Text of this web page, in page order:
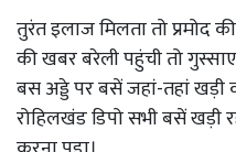
तुरंत इलाज मिलता तो प्रमोद
की खबर बरेली पहुंची तो
बस अड्डे पर बसें जहां-तहां खड़ी
रोहिलखंड डिपो सभी बसें खड़ी